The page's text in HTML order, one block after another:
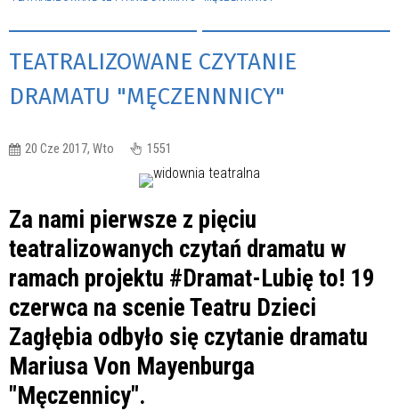
TEATRALIZOWANE CZYTANIE
DRAMATU "MĘCZENNNICY"
20 Cze 2017, Wto 1551
Za nami pierwsze z pięciu
teatralizowanych czytań dramatu w
ramach projektu #Dramat-Lubię to! 19
czerwca na scenie Teatru Dzieci
Zagłębia odbyło się czytanie dramatu
Mariusa Von Mayenburga
"Męczennicy".